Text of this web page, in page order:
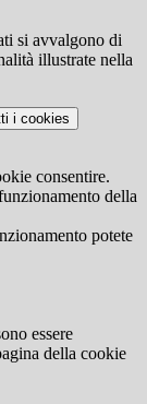
si avvalgono di
illustrate nella
i cookies
consentire.
della
potete
essere
della cookie